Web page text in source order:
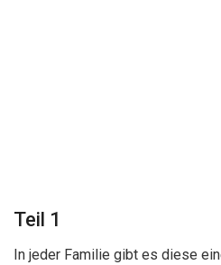
Teil 1
In jeder Familie gibt es diese